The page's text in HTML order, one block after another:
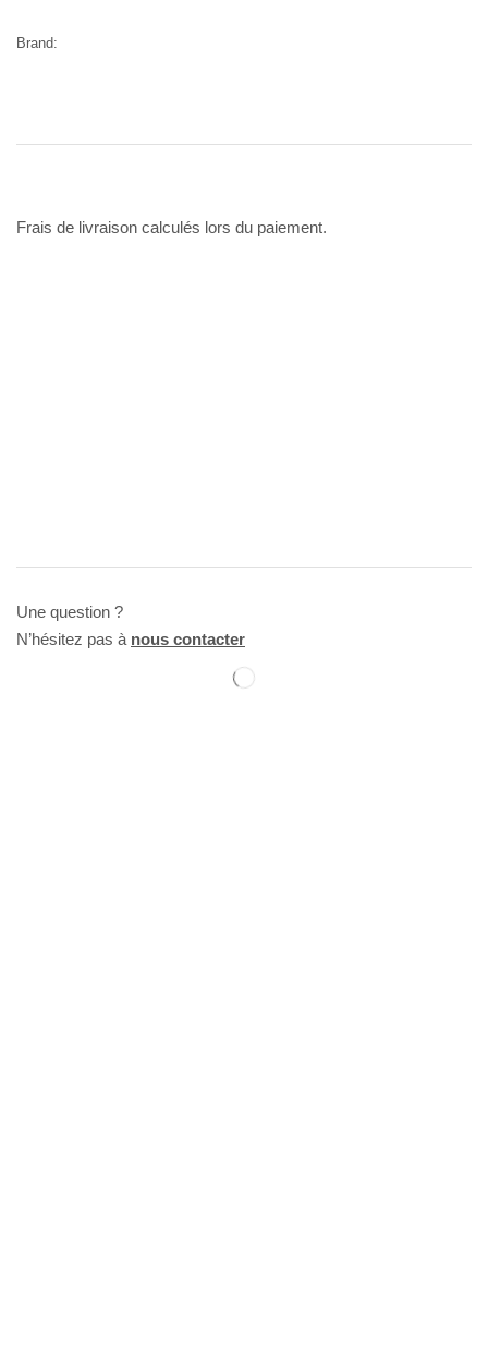
Brand:
Frais de livraison calculés lors du paiement.
Une question ?
N’hésitez pas à nous contacter